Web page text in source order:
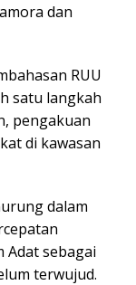
dan
RUU
satu langkah
pengakuan
di kawasan
dalam
Adat sebagai
terwujud.